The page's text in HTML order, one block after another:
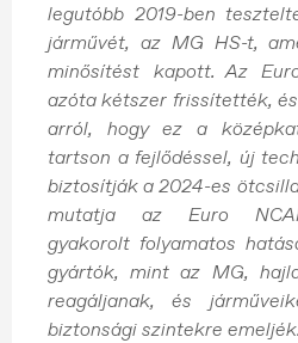
legutóbb 2019-ben
járművét, az MG HS-t,
minősítést kapott. Az
azóta kétszer frissítették,
arról, hogy ez a
tartson a fejlődéssel, új
biztosítják a 2024-es
mutatja az Euro
gyakorolt folyamatos
gyártók, mint az MG,
reagáljanak, és
biztonsági szintekre emeljék.